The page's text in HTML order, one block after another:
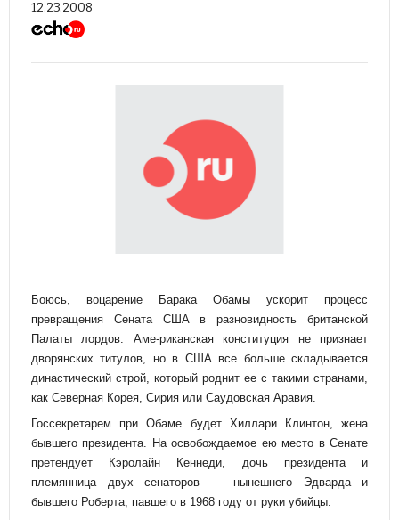
12.23.2008
Боюсь, воцарение Барака Обамы ускорит процесс
превращения Сената США в разновидность британской
Палаты лордов. Аме-риканская конституция не признает
дворянских титулов, но в США все больше складывается
династический строй, который роднит ее с такими странами,
как Северная Корея, Сирия или Саудовская Аравия.
Госсекретарем при Обаме будет Хиллари Клинтон, жена
бывшего президента. На освобождаемое ею место в Сенате
претендует Кэролайн Кеннеди, дочь президента и
племянница двух сенаторов — нынешнего Эдварда и
бывшего Роберта, павшего в 1968 году от руки убийцы.